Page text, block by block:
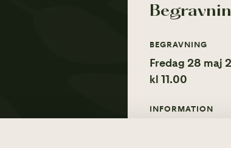
BEGRAVNING
Fredag 28 maj
kl 11.00
INFORMATION
Begravningen
gravsättningen